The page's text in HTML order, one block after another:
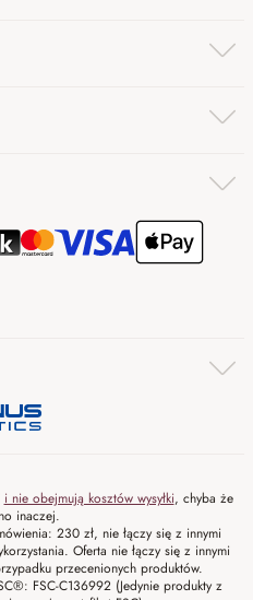
i nie obejmują kosztów wysyłki, chyba że
inaczej.
230 zł, nie łączy się z innymi
Oferta nie łączy się z innymi
przecenionych produktów.
FSC-C136992 (Jedynie produkty z